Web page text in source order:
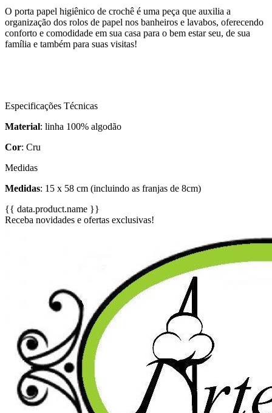
O porta papel higiênico de crochê é uma peça que auxilia a
organização dos rolos de papel nos banheiros e lavabos, oferecendo
conforto e comodidade em sua casa para o bem estar seu, de sua
família e também para suas visitas!
Especificações Técnicas
Material: linha 100% algodão
Cor: Cru
Medidas
Medidas: 15 x 58 cm (incluindo as franjas de 8cm)
{{ data.product.name }}
Receba novidades e ofertas exclusivas!